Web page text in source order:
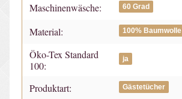
Maschinenwäsche: 60 Grad
Material: 100% Baumwolle
Öko-Tex Standard
100:
ja
Produktart: Gästetücher